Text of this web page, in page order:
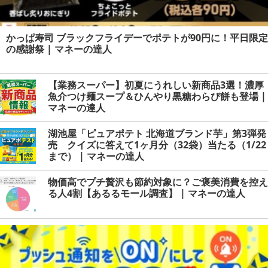
かっぱ寿司 ブラックフライデーでポテトが90円に！平日限定
の感謝祭 | マネーの達人
【業務スーパー】初夏にうれしい新商品3選！濃厚
魚介つけ麺スープ＆ひんやり黒糖わらび餅も登場 |
マネーの達人
湖池屋「ピュアポテト 北海道ブランド芋」第3弾発
売 クイズに答えて1ヶ月分（32袋）当たる（1/22
まで） | マネーの達人
物価高でプチ贅沢も節約対象に？ご褒美消費を控え
る人4割【あるるモール調査】 | マネーの達人